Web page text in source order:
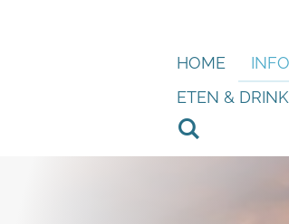
HOME INFO
ETEN &